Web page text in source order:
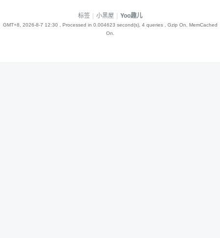
标签 | 小黑屋 | Yoo趣儿
GMT+8, 2026-8-7 12:30 , Processed in 0.004623 second(s), 4 queries , Gzip On, MemCached
On.